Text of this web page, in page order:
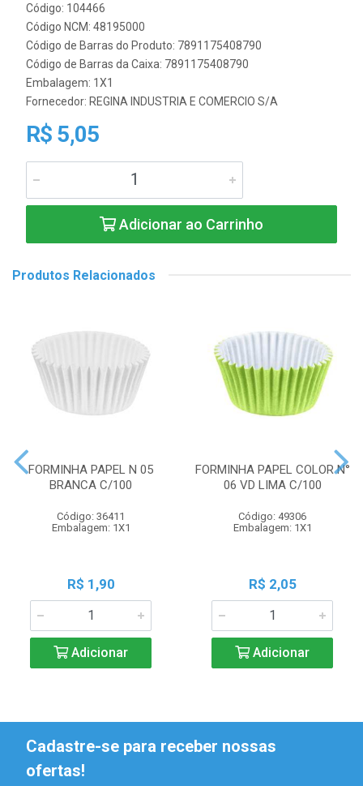
Código: 104466
Código NCM: 48195000
Código de Barras do Produto: 7891175408790
Código de Barras da Caixa: 7891175408790
Embalagem: 1X1
Fornecedor: REGINA INDUSTRIA E COMERCIO S/A
R$ 5,05
Adicionar ao Carrinho
Produtos Relacionados
FORMINHA PAPEL N 05
BRANCA C/100
Código: 36411
Embalagem: 1X1
R$ 1,90
Adicionar
FORMINHA PAPEL COLOR N°
06 VD LIMA C/100
Código: 49306
Embalagem: 1X1
R$ 2,05
Adicionar
Cadastre-se para receber nossas
ofertas!